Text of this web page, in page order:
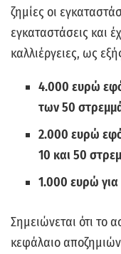
ζημίες οι
εγκαταστάσεις και
καλλιέργειες, ως
4.000 ευρώ
των 50
2.000 ευρώ
10 και 50
1.000 ευρώ για
Σημειώνεται ότι το
κεφάλαιο